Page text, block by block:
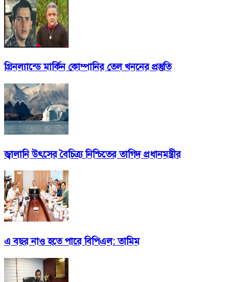
গ্রিনল্যান্ডে মার্কিন কোম্পানির তেল খননের প্রস্তুতি
জ্বালানি উৎসের বৈচিত্র্য নিশ্চিতের তাগিদ প্রধানমন্ত্রীর
এ বছর নাও হতে পারে বিপিএল: তামিম